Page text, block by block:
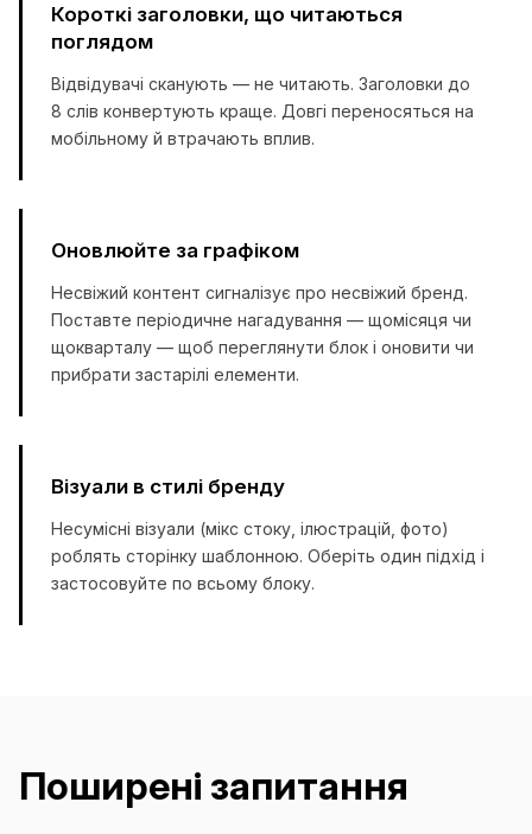
Короткі заголовки, що читаються
поглядом
Відвідувачі сканують — не читають. Заголовки до
8 слів конвертують краще. Довгі переносяться на
мобільному й втрачають вплив.
Оновлюйте за графіком
Несвіжий контент сигналізує про несвіжий бренд.
Поставте періодичне нагадування — щомісяця чи
щокварталу — щоб переглянути блок і оновити чи
прибрати застарілі елементи.
Візуали в стилі бренду
Несумісні візуали (мікс стоку, ілюстрацій, фото)
роблять сторінку шаблонною. Оберіть один підхід і
застосовуйте по всьому блоку.
Поширені запитання